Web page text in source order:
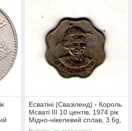
Есватіні (Свазіленд) › Король
Мсваті III 10 центів, 1974 рік
Мідно-нікелевий сплав, 3.6g,
ø 22mm №1814